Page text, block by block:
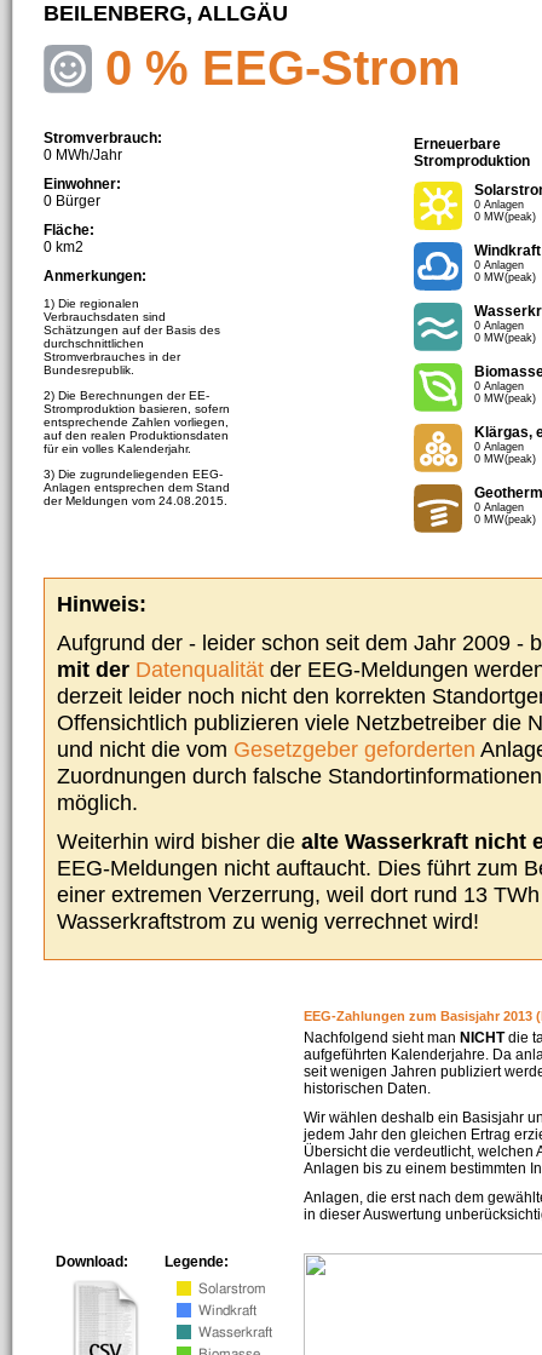
BEILENBERG, ALLGÄU
0 % EEG-Strom
Stromverbrauch:
0 MWh/Jahr
Einwohner:
0 Bürger
Fläche:
0 km2
Anmerkungen:
1) Die regionalen
Verbrauchsdaten sind
Schätzungen auf der Basis des
durchschnittlichen
Stromverbrauches in der
Bundesrepublik.
2) Die Berechnungen der EE-
Stromproduktion basieren, sofern
entsprechende Zahlen vorliegen,
auf den realen Produktionsdaten
für ein volles Kalenderjahr.
3) Die zugrundeliegenden EEG-
Anlagen entsprechen dem Stand
der Meldungen vom 24.08.2015.
Erneuerbare
Stromproduktion
0 Anlagen
0 MW(peak)
Windkraft
0 Anlagen
0 MW(peak)
0 Anlagen
0 MW(peak)
0 Anlagen
0 MW(peak)
Klärgas,
0 Anlagen
0 MW(peak)
0 Anlagen
0 MW(peak)
Hinweis:
Aufgrund der - leider schon seit dem Jahr 2009 -
mit der Datenqualität der EEG-Meldungen
derzeit leider noch nicht den korrekten
Offensichtlich publizieren viele Netzbetreiber die
und nicht die vom Gesetzgeber geforderten
Zuordnungen durch falsche
möglich.
Weiterhin wird bisher die alte Wasserkraft nicht
EEG-Meldungen nicht auftaucht. Dies führt zum
einer extremen Verzerrung, weil dort rund 13
Wasserkraftstrom zu wenig verrechnet wird!
EEG-Zahlungen zum Basisjahr 2013
Nachfolgend sieht man NICHTdie
aufgeführten Kalenderjahre. Da
seit wenigen Jahren publiziert
historischen Daten.
Wir wählen deshalb ein Basisjahr
jedem Jahr den gleichen Ertrag
Übersicht die verdeutlicht, welchen
Anlagen bis zu einem bestimmten
Anlagen, die erst nach dem
in dieser Auswertung
Legende:
Download: